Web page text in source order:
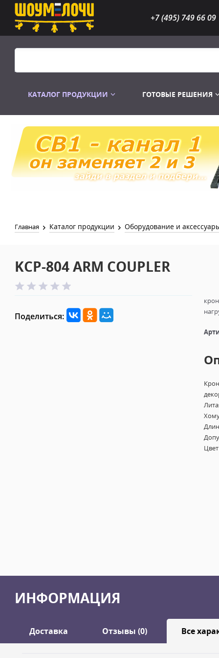
+7 (495) 749 66 09
КАТАЛОГ ПРОДУКЦИИ
Распродажа Лампы
ГОТОВЫЕ РЕШЕНИЯ
Главная Каталог продукции Оборудование и
KCP-804 ARM COUPLER
Поделиться:
ИНФОРМАЦИЯ
Доставка Отзывы (0) Все